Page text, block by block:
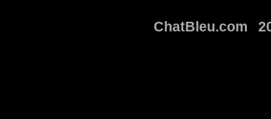
ChatBleu.com